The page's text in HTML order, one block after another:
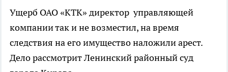
Ущерб ОАО «КТК» директор управляющей
компании так и не возместил, на время
следствия на его имущество наложили арест.
Дело рассмотрит Ленинский районный суд